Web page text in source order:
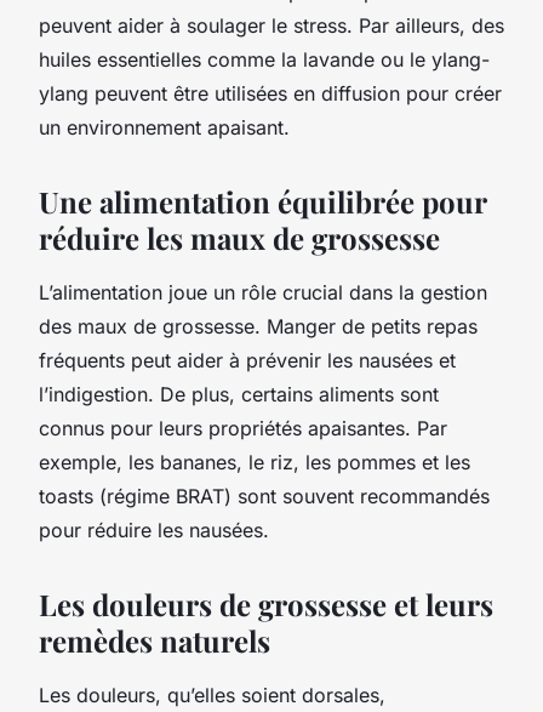
peuvent aider à soulager le stress. Par ailleurs, des
huiles essentielles comme la lavande ou le ylang-
ylang peuvent être utilisées en diffusion pour créer
un environnement apaisant.
Une alimentation équilibrée pour
réduire les maux de grossesse
L’alimentation joue un rôle crucial dans la gestion
des maux de grossesse. Manger de petits repas
fréquents peut aider à prévenir les nausées et
l’indigestion. De plus, certains aliments sont
connus pour leurs propriétés apaisantes. Par
exemple, les bananes, le riz, les pommes et les
toasts (régime BRAT) sont souvent recommandés
pour réduire les nausées.
Les douleurs de grossesse et leurs
remèdes naturels
Les douleurs, qu’elles soient dorsales,